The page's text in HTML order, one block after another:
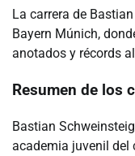
La carrera de
Bayern Múnich,
anotados y récords
Resumen de los
Bastian
academia juvenil del